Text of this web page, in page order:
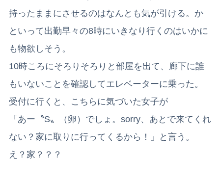
持ったままにさせるのはなんとも気が引ける。か
といって出勤早々の8時にいきなり行くのはいかに
も物欲しそう。
10時ころにそろりそろりと部屋を出て、廊下に誰
もいないことを確認してエレベーターに乗った。
受付に行くと、こちらに気づいた女子が
「あー〝S〟（卵）でしょ。sorry、あとで来てくれ
ない？家に取りに行ってくるから！」と言う。
え？家？？？